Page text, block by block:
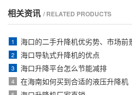
相关资讯 / RELATED PRODUCTS
1 海口的二手升降机优劣势、市场前
2 海口导轨式升降机的优点
3 海口升降平台怎么节能减排
4 在海南如何买到合适的液压升降机